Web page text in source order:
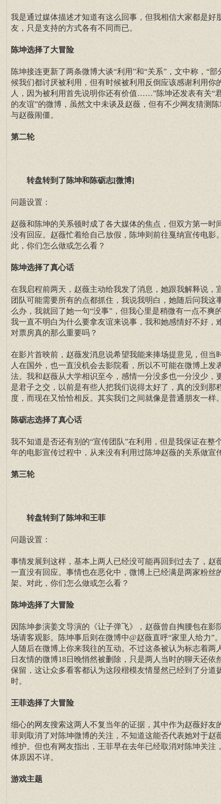
我是通过媒体描述才知道有这么回事，但我相信大家都是好
友，只是支持的方式各有不同而已。
陈坤选择了大冒险
陈坤接连更新了两条微博大谈“利用”和“关系”，文中称，“部
候我们都讨厌被利用，但有时候被利用反倒应该感谢利用你
人，因为被利用首先说明你还有价值……”陈坤还发表有关“
的友谊”的微博，虽然文中未谈及赵薇，但有不少网友猜测陈
与赵薇闹僵。
第二轮
转盘转到了陈坤和陈砺志[微博]
问题设置：
赵薇和陈坤的关系顿时成了各大媒体的焦点，但双方第一时
没有回应。赵薇忙着给自己放假，陈坤则前往戛纳宣传电影
此，你们怎么做或怎么看？
陈坤选择了真心话
在我启程前两天，赵薇主动给我发了消息，她跟我解释说，
团队可能需要所有的点都抓住，我说我明白，她随后问我这
么办，我就回了她一句“没事”，但我心里是稍微有一点不爽
我一直不明白为什么要拿友谊来说事，我和她感情好不好，
对票房真的那么重要吗？
在影片首映前，赵薇发消息说希望我能来捧场提意见，但当
人在国外，也一直没机会去影院看，所以不可能在微博上发
法。我和赵薇从大学相识至今，感情一分没多也一分没少，
是君子之交，以前是有些人把我们说得太好了，真的没到那
度，而现在又恰恰相反。其实我们之间就像是普通朋友一样
陈砺志选择了真心话
我不知道是否还有别的“宣传团队”在利用，但是我保证在整
年的电影宣传过程中，从来没有利用过陈坤赵薇的关系做宣
第三轮
转盘转到了陈坤和王菲
问题设置：
事情发展到这样，基本上两人已经没可能再回到过去了，赵
一直没有回应。事情也在恶化中，微博上已经满是两家粉丝
架。对此，你们怎么做或怎么看？
陈坤选择了大冒险
因陈坤参演姜文导演的《让子弹飞》，赵薇曾自掏腰包在影
场请客观影。陈坤事后则在微博中@赵薇直呼“家里人给力”
人随后在微博上你来我往的互动。不过这条被认为标志着两
日友情的微博18日晚悄然被删除，只是两人当时的聊天还依
保留，这让众多看客都认为这段楷模友情显然已经到了分道
时。
王菲选择了大冒险
细心的网友搜索这两人不复当年的证据，其中作为赵薇好友
菲则取消了对陈坤微博的关注，不知道这能否代表她对于赵
维护。但也有网友指出，王菲早在去年已经取消对陈坤关注
体原因不详。
游戏主题